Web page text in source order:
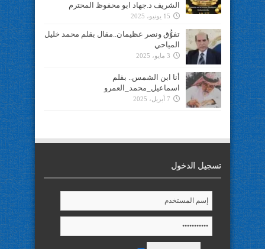
الشريف د.جهاد ابو محفوظ المحترم
15 يونيو، 2025
تفوُّق ونصر عظيمان..مقال بقلم محمد خليل
المياحي
3 مايو، 2025
أنا ابن الشمس.. بقلم
اسماعيل_محمد_العمرو
7 أبريل، 2025
تسجيل الدخول